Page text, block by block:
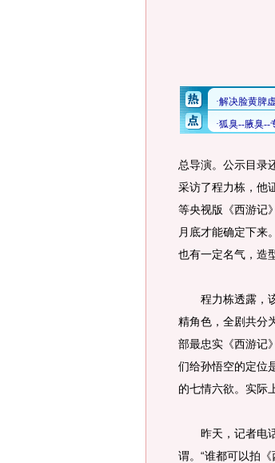
总导演。公示目录
采访了程力栋，他
等央视版《西游记
月底才能确定下来
也有一定名气，造
程力栋透露，该
精角色，全剧共分
部最忠实《西游记
们给孙悟空的定位
的七情六欲。实际
昨天，记者电话
谓。“谁都可以拍